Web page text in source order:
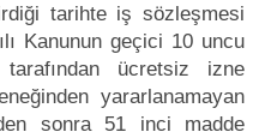
tarihte iş sözleşmesi
Kanunun geçici 10 uncu
ücretsiz izne
yararlanamayan
sonra 51 inci madde